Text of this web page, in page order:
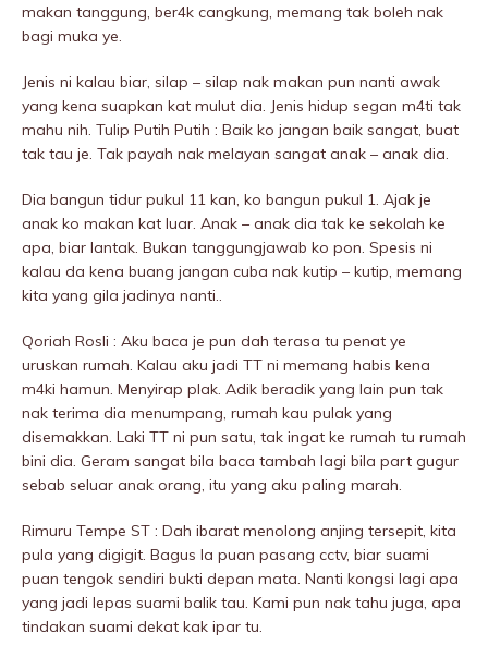
makan tanggung, ber4k cangkung, memang tak boleh nak
bagi muka ye.
Jenis ni kalau biar, silap – silap nak makan pun nanti awak
yang kena suapkan kat mulut dia. Jenis hidup segan m4ti tak
mahu nih. Tulip Putih Putih : Baik ko jangan baik sangat, buat
tak tau je. Tak payah nak melayan sangat anak – anak dia.
Dia bangun tidur pukuI 11 kan, ko bangun pukuI 1. Ajak je
anak ko makan kat luar. Anak – anak dia tak ke sekolah ke
apa, biar lantak. Bukan tanggungjawab ko pon. Spesis ni
kalau da kena buang jangan cuba nak kutip – kutip, memang
kita yang giIa jadinya nanti..
Qoriah Rosli : Aku baca je pun dah terasa tu penat ye
uruskan rumah. Kalau aku jadi TT ni memang habis kena
m4ki hamun. Menyirap plak. Adik beradik yang lain pun tak
nak terima dia menumpang, rumah kau pulak yang
disemakkan. Laki TT ni pun satu, tak ingat ke rumah tu rumah
bini dia. Geram sangat bila baca tambah lagi bila part gugur
sebab seluar anak orang, itu yang aku paling marah.
Rimuru Tempe ST : Dah ibarat menolong anjing tersepit, kita
pula yang digigit. Bagus la puan pasang cctv, biar suami
puan tengok sendiri bukti depan mata. Nanti kongsi lagi apa
yang jadi lepas suami balik tau. Kami pun nak tahu juga, apa
tindakan suami dekat kak ipar tu.